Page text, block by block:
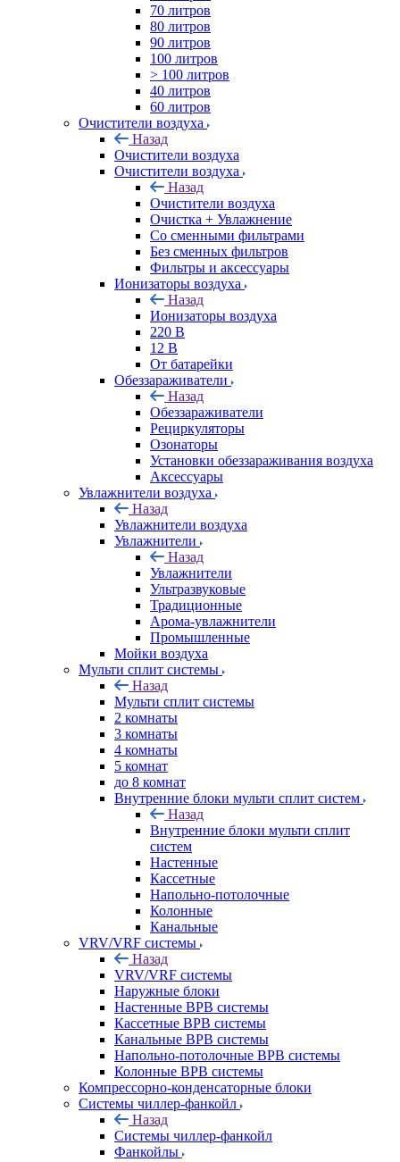
70 литров
80 литров
90 литров
100 литров
> 100 литров
40 литров
60 литров
Очистители воздуха
Назад
Очистители воздуха
Очистители воздуха
Назад
Очистители воздуха
Очистка + Увлажнение
Cо сменными фильтрами
Без сменных фильтров
Фильтры и аксессуары
Ионизаторы воздуха
Назад
Ионизаторы воздуха
220 В
12 В
От батарейки
Обеззараживатели
Назад
Обеззараживатели
Рециркуляторы
Озонаторы
Установки обеззараживания воздуха
Аксессуары
Увлажнители воздуха
Назад
Увлажнители воздуха
Увлажнители
Назад
Увлажнители
Ультразвуковые
Традиционные
Арома-увлажнители
Промышленные
Мойки воздуха
Мульти сплит системы
Назад
Мульти сплит системы
2 комнаты
3 комнаты
4 комнаты
5 комнат
до 8 комнат
Внутренние блоки мульти сплит систем
Назад
Внутренние блоки мульти сплит
систем
Настенные
Кассетные
Напольно-потолочные
Колонные
Канальные
VRV/VRF системы
Назад
VRV/VRF системы
Наружные блоки
Настенные ВРВ системы
Кассетные ВРВ системы
Канальные ВРВ системы
Напольно-потолочные ВРВ системы
Колонные ВРВ системы
Компрессорно-конденсаторные блоки
Системы чиллер-фанкойл
Назад
Системы чиллер-фанкойл
Фанкойлы